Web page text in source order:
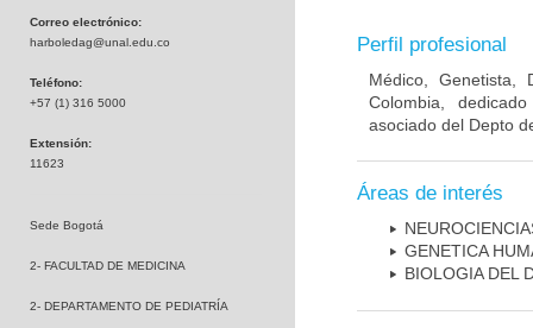
Correo electrónico:
harboledag@unal.edu.co
Teléfono:
+57 (1) 316 5000
Extensión:
11623
Sede Bogotá
2- FACULTAD DE MEDICINA
2- DEPARTAMENTO DE PEDIATRÍA
Perfil profesional
Médico, Genetista,
Colombia,
asociado del Depto
Áreas de interés
GENETICA
BIOLOGIA DEL